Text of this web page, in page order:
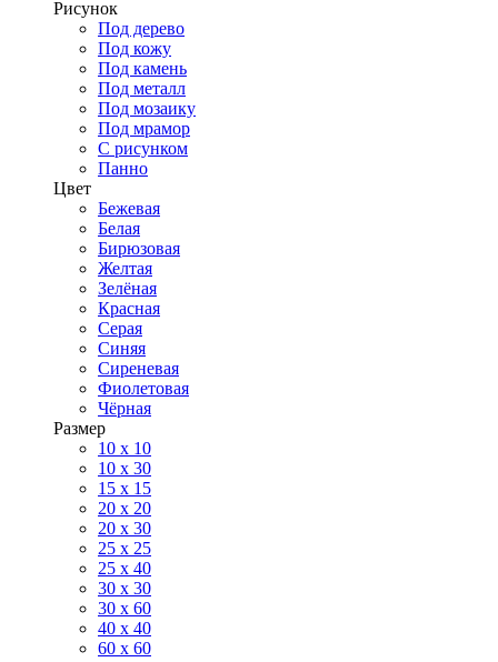
Рисунок
Под дерево
Под кожу
Под камень
Под металл
Под мозаику
Под мрамор
С рисунком
Панно
Цвет
Бежевая
Белая
Бирюзовая
Желтая
Зелёная
Красная
Серая
Синяя
Сиреневая
Фиолетовая
Чёрная
Размер
10 х 10
10 x 30
15 x 15
20 х 20
20 x 30
25 x 25
25 x 40
30 x 30
30 х 60
40 х 40
60 х 60